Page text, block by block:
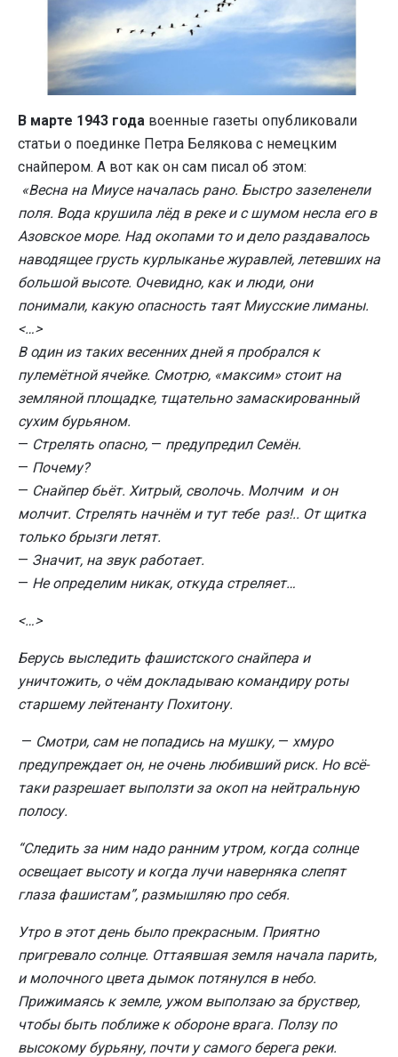
В марте 1943 года военные газеты опубликовали
статьи о поединке Петра Белякова с немецким
снайпером. А вот как он сам писал об этом:
«Весна на Миусе началась рано. Быстро зазеленели
поля. Вода крушила лёд в реке и с шумом несла его в
Азовское море. Над окопами то и дело раздавалось
наводящее грусть курлыканье журавлей, летевших на
большой высоте. Очевидно, как и люди, они
понимали, какую опасность таят Миусские лиманы.
<…>
В один из таких весенних дней я пробрался к
пулемётной ячейке. Смотрю, «максим» стоит на
земляной площадке, тщательно замаскированный
сухим бурьяном.
— Стрелять опасно, — предупредил Семён.
— Почему?
— Снайпер бьёт. Хитрый, сволочь. Молчим и он
молчит. Стрелять начнём и тут тебе раз!.. От щитка
только брызги летят.
— Значит, на звук работает.
— Не определим никак, откуда стреляет…
<…>
Берусь выследить фашистского снайпера и
уничтожить, о чём докладываю командиру роты
старшему лейтенанту Похитону.
— Смотри, сам не попадись на мушку, — хмуро
предупреждает он, не очень любивший риск. Но всё-
таки разрешает выползти за окоп на нейтральную
полосу.
“Следить за ним надо ранним утром, когда солнце
освещает высоту и когда лучи наверняка слепят
глаза фашистам”, размышляю про себя.
Утро в этот день было прекрасным. Приятно
пригревало солнце. Оттаявшая земля начала парить,
и молочного цвета дымок потянулся в небо.
Прижимаясь к земле, ужом выползаю за бруствер,
чтобы быть поближе к обороне врага. Ползу по
высокому бурьяну, почти у самого берега реки.